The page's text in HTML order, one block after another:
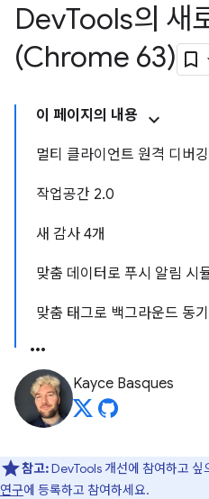
DevTools의 새
(Chrome 63)
이 페이지의 내용
멀티 클라이언트 원격 디버
작업공간 2.0
새 감사 4개
맞춤 데이터로 푸시 알림 시
맞춤 태그로 백그라운드 동
Kayce Basques
참고:DevTools 개선에 참여하고 싶
연구에 등록하고 참여하세요.